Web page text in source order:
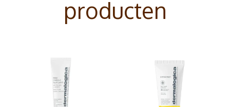
producten